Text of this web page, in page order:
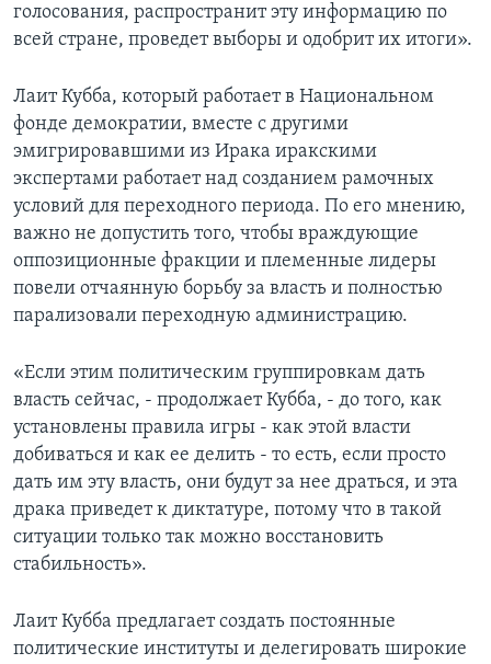
голосования, распространит эту информацию по
всей стране, проведет выборы и одобрит их итоги».
Лаит Кубба, который работает в Национальном
фонде демократии, вместе с другими
эмигрировавшими из Ирака иракскими
экспертами работает над созданием рамочных
условий для переходного периода. По его мнению,
важно не допустить того, чтобы враждующие
оппозиционные фракции и племенные лидеры
повели отчаянную борьбу за власть и полностью
парализовали переходную администрацию.
«Если этим политическим группировкам дать
власть сейчас, - продолжает Кубба, - до того, как
установлены правила игры - как этой власти
добиваться и как ее делить - то есть, если просто
дать им эту власть, они будут за нее драться, и эта
драка приведет к диктатуре, потому что в такой
ситуации только так можно восстановить
стабильность».
Лаит Кубба предлагает создать постоянные
политические институты и делегировать широкие